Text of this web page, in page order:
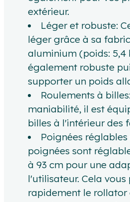
extérieur.
Léger et robuste:
léger grâce à sa
aluminium (poids: 5,4
également robuste
supporter un poids
Roulements à
maniabilité, il est
billes à l'intérieur des
Poignées
poignées sont
à 93 cm pour une
l'utilisateur. Cela
rapidement le